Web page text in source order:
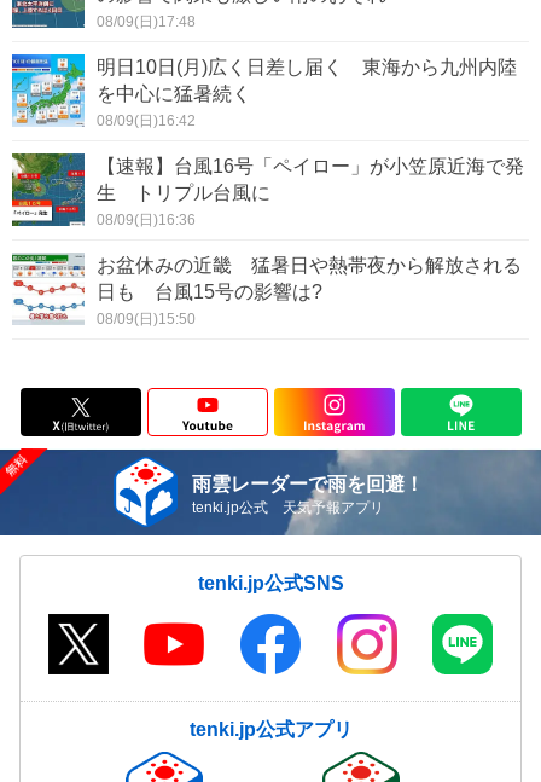
08/09(日)17:48
明日10日(月)広く日差し届く 東海から九州内陸
を中心に猛暑続く
08/09(日)16:42
【速報】台風16号「ペイロー」が小笠原近海で発
生 トリプル台風に
08/09(日)16:36
お盆休みの近畿 猛暑日や熱帯夜から解放される
日も 台風15号の影響は?
08/09(日)15:50
雨雲レーダーで雨を回避！
tenki.jp公式 天気予報アプリ
tenki.jp公式SNS
tenki.jp公式アプリ